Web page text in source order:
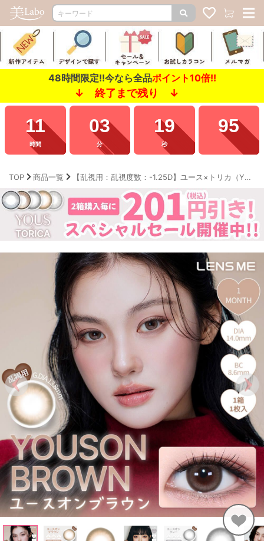
48時間限定!!今なら全品ポイント10倍!!
↓ 終了まで残り ↓
11
時間
03
分
18
秒
88
TOP 商品一覧 【乱視用：乱視度数：-1.25D】ユース×トリカ（YOUS×TORICA）